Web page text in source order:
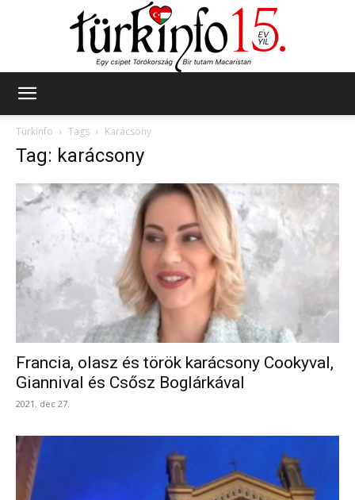
Türkinfo
Tags Karácsony
Tag: karácsony
Francia, olasz és török karácsony Cookyval,
Giannival és Csősz Boglárkával
2021. dec 27.